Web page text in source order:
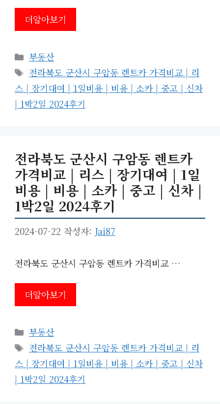
더알아보기
카
테
고
리
부동산
태
그
전라북도 군산시 구암동 렌트카 가격비교 | 리
스 | 장기대여 | 1일비용 | 비용 | 소카 | 중고 | 신차
| 1박2일 2024후기
전라북도 군산시 구암동 렌트카
가격비교 | 리스 | 장기대여 | 1일
비용 | 비용 | 소카 | 중고 | 신차 |
1박2일 2024후기
2024-07-22 작성자: Jai87
전라북도 군산시 구암동 렌트카 가격비교 …
더알아보기
카
테
고
리
부동산
태
그
전라북도 군산시 구암동 렌트카 가격비교 | 리
스 | 장기대여 | 1일비용 | 비용 | 소카 | 중고 | 신차
| 1박2일 2024후기